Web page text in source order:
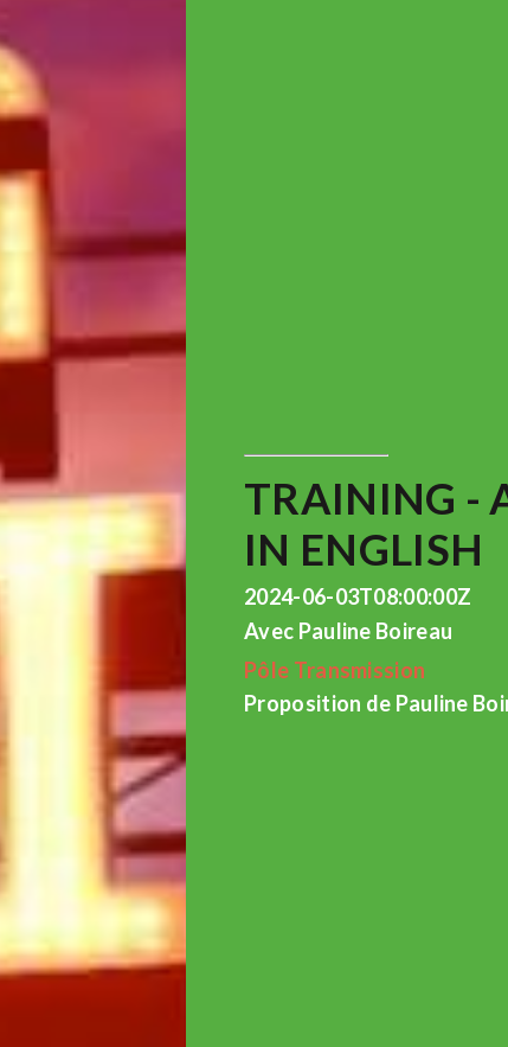
TRAINING -
IN ENGLISH
2024-06-03T08:00:00Z
Avec Pauline Boireau
Pôle Transmission
Proposition de Pauline